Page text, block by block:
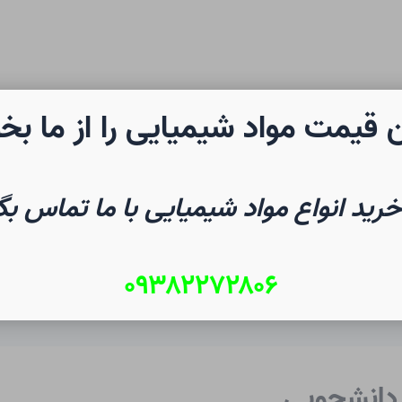
شیمی صفحه نخست
قیمت مواد شیمیایی را از ما
انواع مواد شیمیایی با ما تماس
۰۹۳۸۲۲۷۲۸۰۶